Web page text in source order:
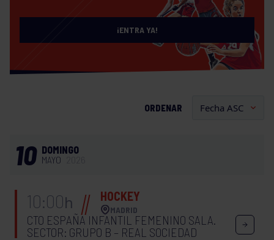
¡ENTRA YA!
ORDENAR
10 DOMINGO
MAYO
10:00h HOCKEY
MADRID
CTO ESPAÑA INFANTIL FEMENINO SALA.
SECTOR: GRUPO B – REAL SOCIEDAD